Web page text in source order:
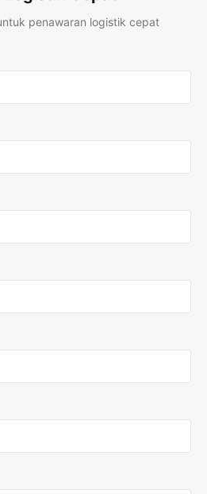
penawaran logistik cepat